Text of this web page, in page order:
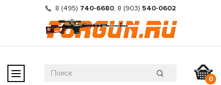
8 (495) 740-6680, 8 (903) 540-0602
0